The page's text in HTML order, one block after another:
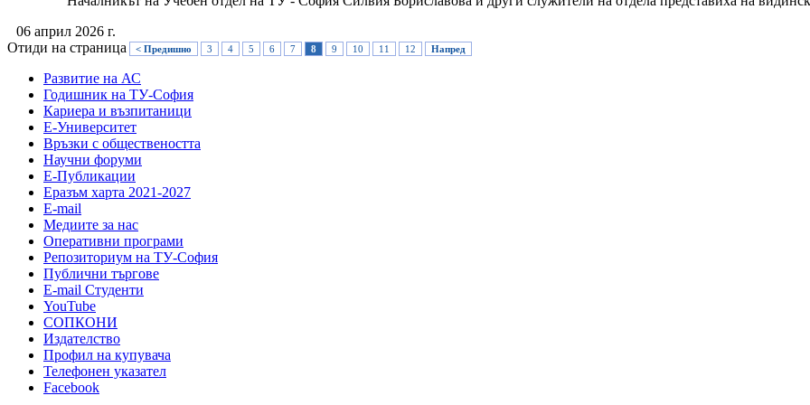
06 април 2026 г.
Отиди на страница
< Предишно 3 4 5 6 7 8 9 10 11 12 Напред
Развитие на АС
Годишник на ТУ-София
Кариера и възпитаници
Е-Университет
Връзки с обществеността
Научни форуми
Е-Публикации
Еразъм харта 2021-2027
E-mail
Медиите за нас
Оперативни програми
Репозиториум на ТУ-София
Публични търгове
Е-mail Студенти
YouTube
СОПКОНИ
Издателство
Профил на купувача
Телефонен указател
Facebook